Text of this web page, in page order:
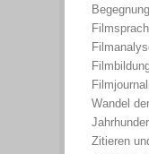
Wandel
Zitieren